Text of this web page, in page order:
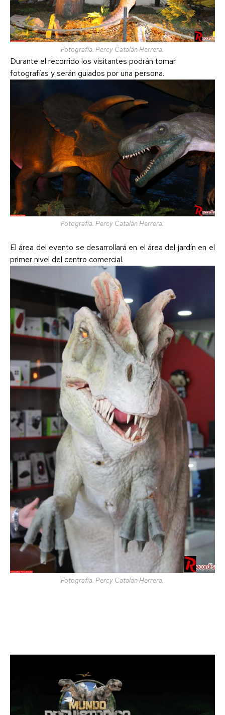
Fotografía. Percy Catalán Herrera.
Durante el recorrido los visitantes podrán tomar
fotografías y serán guiados por una persona.
Fotografía. Percy Catalán Herrera.
El área del evento se desarrollará en el área del jardín en el
primer nivel del centro comercial.
Fotografía. Percy Catalán Herrera.